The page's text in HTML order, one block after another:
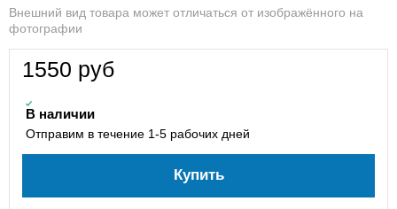
Внешний вид товара может отличаться от изображённого на
фотографии
1550 руб
В наличии
Отправим в течение 1-5 рабочих дней
Купить